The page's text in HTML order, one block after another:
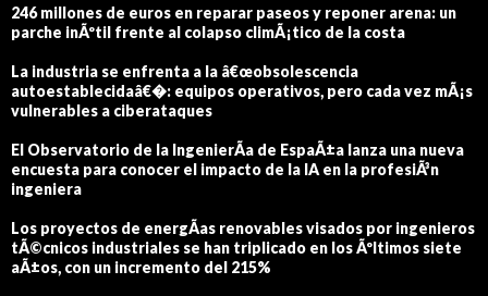
246 millones de euros en reparar paseos y reponer arena: un
parche inÃºtil frente al colapso climÃ¡tico de la costa
La industria se enfrenta a la â€œobsolescencia
autoestablecidaâ€�: equipos operativos, pero cada vez mÃ¡s
vulnerables a ciberataques
El Observatorio de la IngenierÃ­a de EspaÃ±a lanza una nueva
encuesta para conocer el impacto de la IA en la profesiÃ³n
ingeniera
Los proyectos de energÃ­as renovables visados por ingenieros
tÃ©cnicos industriales se han triplicado en los Ãºltimos siete
aÃ±os, con un incremento del 215%